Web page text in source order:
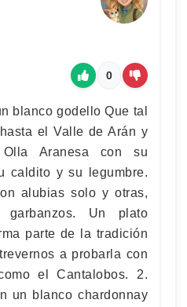
0
blanco godello Que tal
el Valle de Arán y
Aranesa con su
caldito y su legumbre.
alubias solo y otras,
garbanzos. Un plato
parte de la tradición
a probarla con
el Cantalobos. 2.
un blanco chardonnay